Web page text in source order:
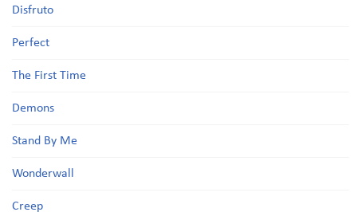
Disfruto
Perfect
The First Time
Demons
Stand By Me
Wonderwall
Creep